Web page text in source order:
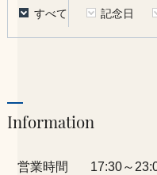
すべて 記念日
Information
営業時間
17:30～